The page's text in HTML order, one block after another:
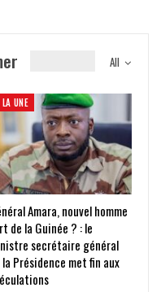
All
UNE
Amara, nouvel homme
de la Guinée ? : le
secrétaire général
la Présidence met fin aux